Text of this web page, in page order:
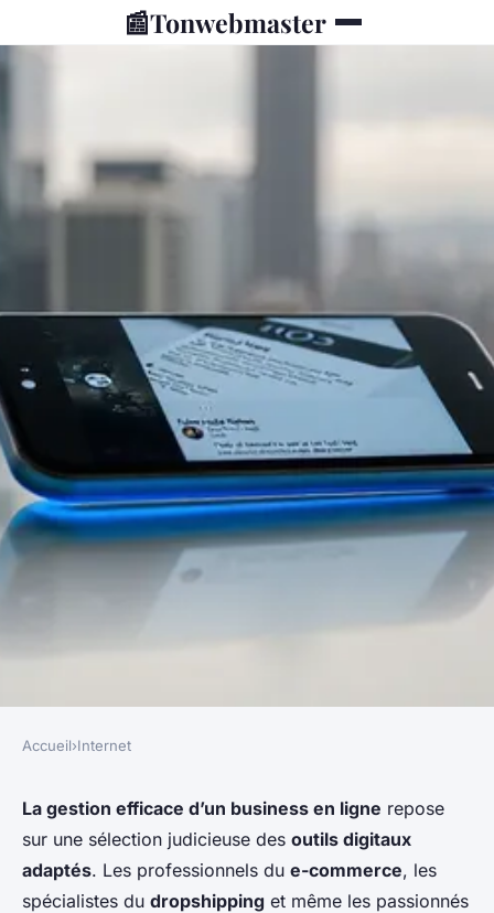
📰Tonwebmaster
Tout savoir sur trendtrack :
analyse approfondie et avis
utilisateurs
Accueil›Internet
La gestion efficace d’un business en ligne repose
sur une sélection judicieuse des outils digitaux
adaptés. Les professionnels du e-commerce, les
spécialistes du dropshipping et même les passionnés